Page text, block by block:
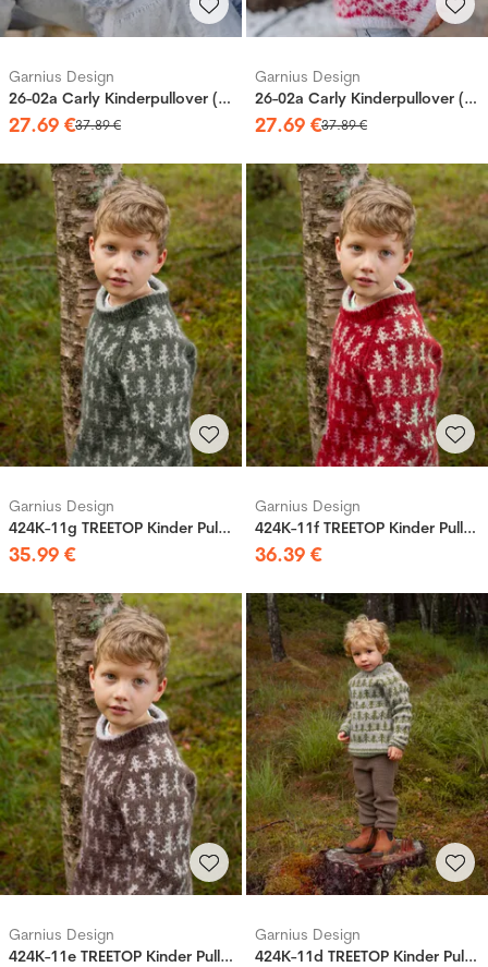
Garnius Design
26-02a Carly Kinderpullover (Mohair)
27.69 €37.89€
Garnius Design
26-02a Carly Kinderpullover (Mohair)
27.69 €37.89€
Garnius Design
424K-11g TREETOP Kinder Pullover
35.99 €
Garnius Design
424K-11f TREETOP Kinder Pullover
36.39 €
Garnius Design
424K-11e TREETOP Kinder Pullover
Garnius Design
424K-11d TREETOP Kinder Pullover